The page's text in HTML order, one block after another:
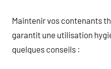
Maintenir vos contenants
garantit une utilisation
quelques conseils :